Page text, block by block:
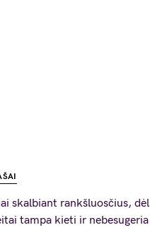
skalbiant rankšluosčius, dėl
tampa kieti ir nebesugeria